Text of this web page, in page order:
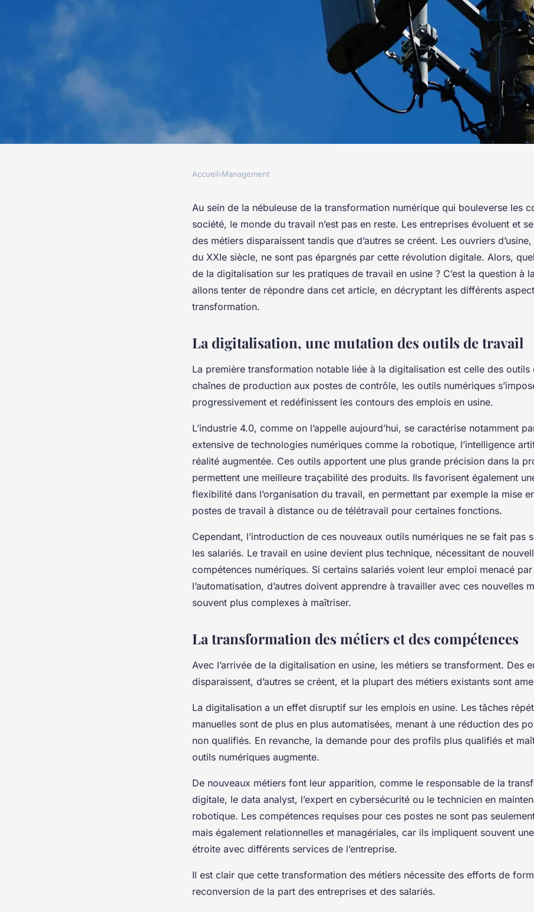
Quels sont les impacts de la
digitalisation sur les pratiques de
travail en usine?
Accueil›Management
Au sein de la nébuleuse de la transformation numérique qui bouleverse les
société, le monde du travail n’est pas en reste. Les entreprises évoluent et
des métiers disparaissent tandis que d’autres se créent. Les ouvriers
du XXIe siècle, ne sont pas épargnés par cette révolution digitale. Alors,
de la digitalisation sur les pratiques de travail en usine ? C’est la question à
allons tenter de répondre dans cet article, en décryptant les différents
transformation.
La digitalisation, une mutation des outils de travail
La première transformation notable liée à la digitalisation est celle des outils
chaînes de production aux postes de contrôle, les outils numériques
progressivement et redéfinissent les contours des emplois en usine.
L’industrie 4.0, comme on l’appelle aujourd’hui, se caractérise notamment
extensive de technologies numériques comme la robotique, l’intelligence
réalité augmentée. Ces outils apportent une plus grande précision dans la
permettent une meilleure traçabilité des produits. Ils favorisent également
flexibilité dans l’organisation du travail, en permettant par exemple la mise
postes de travail à distance ou de télétravail pour certaines fonctions.
Cependant, l’introduction de ces nouveaux outils numériques ne se fait pas
les salariés. Le travail en usine devient plus technique, nécessitant de
compétences numériques. Si certains salariés voient leur emploi menacé par
l’automatisation, d’autres doivent apprendre à travailler avec ces nouvelles
souvent plus complexes à maîtriser.
La transformation des métiers et des compétences
Avec l’arrivée de la digitalisation en usine, les métiers se transforment. Des
disparaissent, d’autres se créent, et la plupart des métiers existants sont
La digitalisation a un effet disruptif sur les emplois en usine. Les tâches
manuelles sont de plus en plus automatisées, menant à une réduction des
non qualifiés. En revanche, la demande pour des profils plus qualifiés et
outils numériques augmente.
De nouveaux métiers font leur apparition, comme le responsable de la
digitale, le data analyst, l’expert en cybersécurité ou le technicien en
robotique. Les compétences requises pour ces postes ne sont pas
mais également relationnelles et managériales, car ils impliquent souvent
étroite avec différents services de l’entreprise.
Il est clair que cette transformation des métiers nécessite des efforts de
reconversion de la part des entreprises et des salariés.